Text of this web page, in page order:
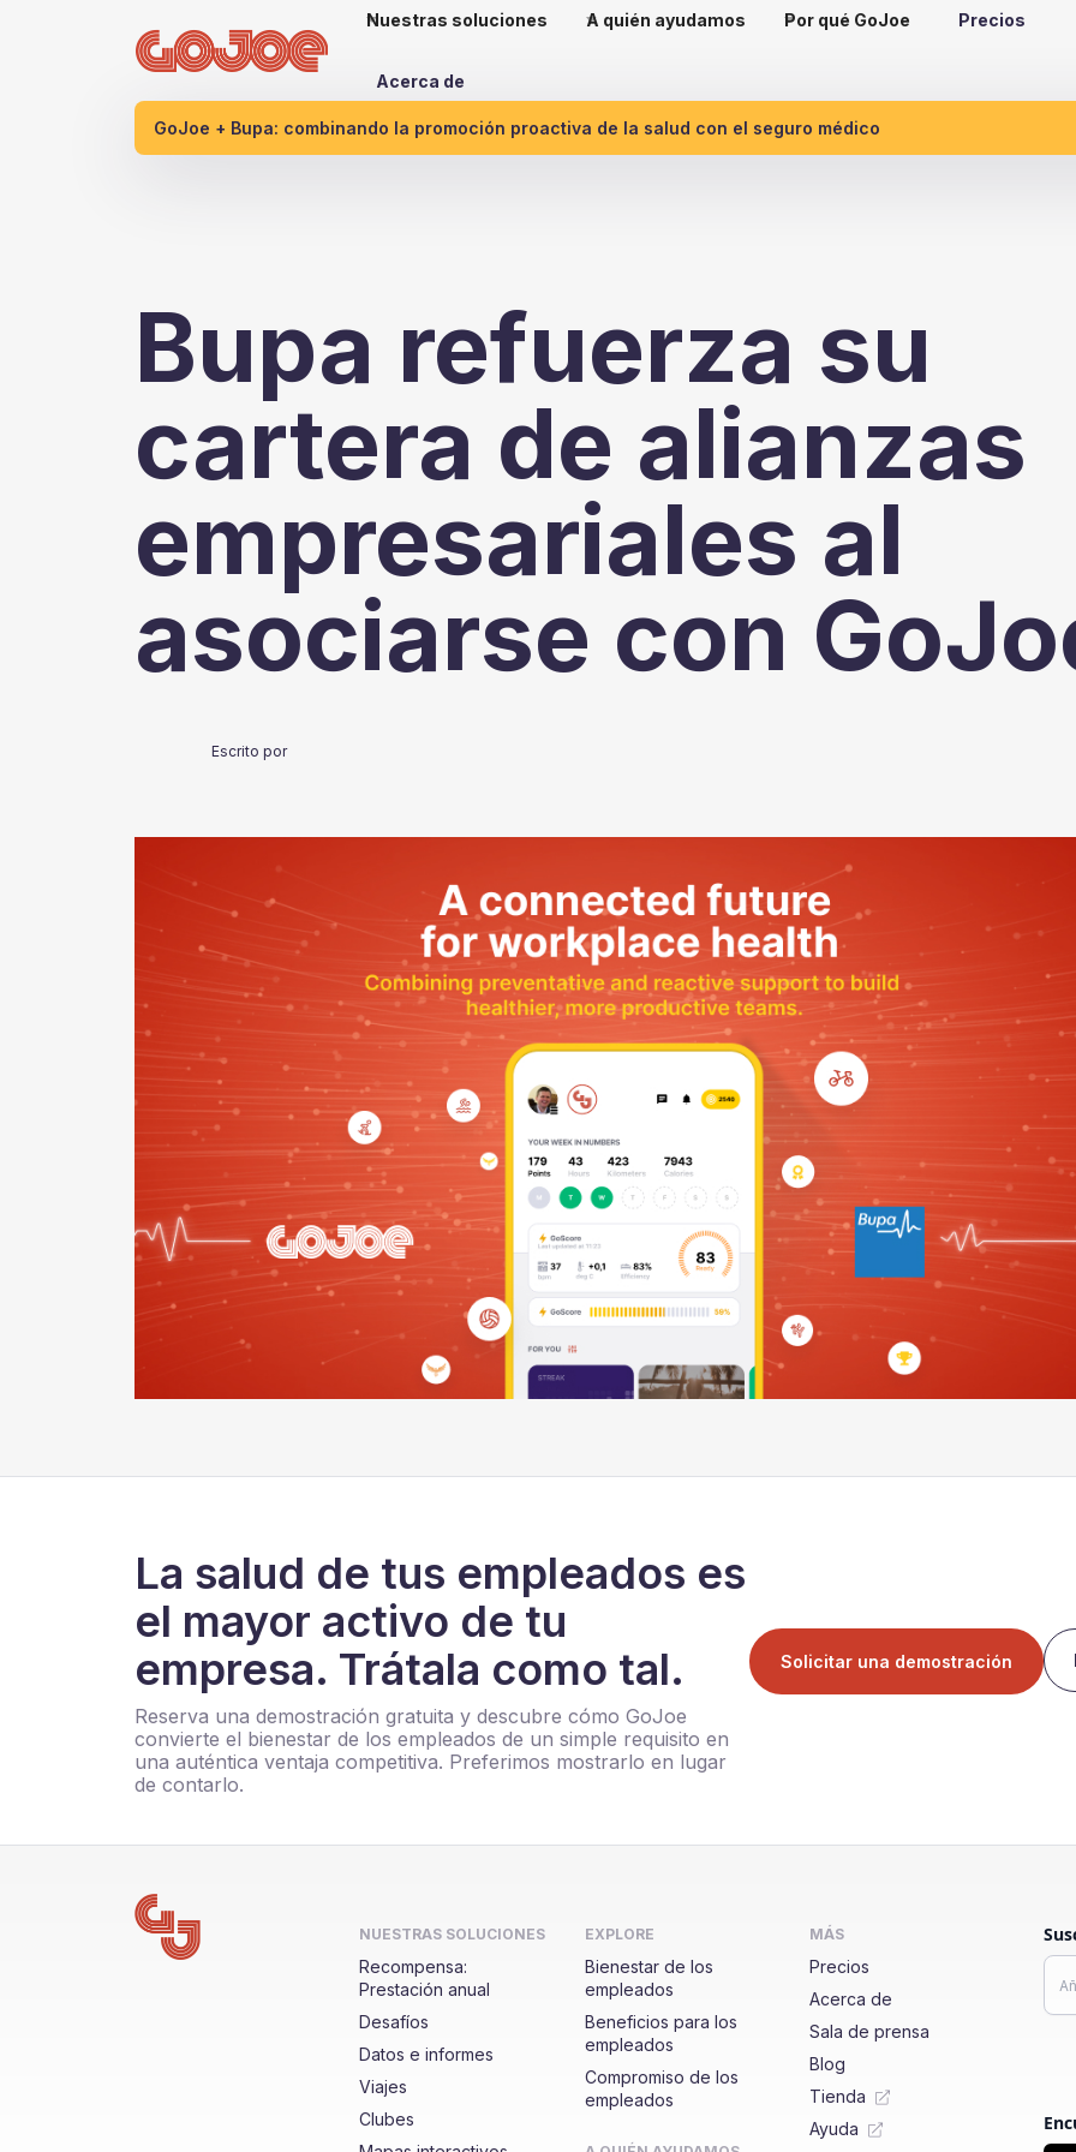
Nuestras soluciones A quién ayudamos Por qué GoJoe Precios
Acerca de
GoJoe + Bupa: combinando la promoción proactiva de la salud con el seguro médico
Bupa refuerza su
cartera de alianzas
empresariales al
asociarse con
Escrito por
La salud de tus empleados es
el mayor activo de tu
empresa. Trátala como tal.
Reserva una demostración gratuita y descubre cómo GoJoe
convierte el bienestar de los empleados de un simple requisito en
una auténtica ventaja competitiva. Preferimos mostrarlo en lugar
de contarlo.
Solicitar una demostración
NUESTRAS SOLUCIONES
Recompensa:
Prestación anual
Desafíos
Datos e informes
Viajes
Clubes
EXPLORE
Bienestar de los
empleados
Beneficios para los
empleados
Compromiso de los
empleados
MÁS
Precios
Acerca de
Sala de prensa
Blog
Tienda
Ayuda